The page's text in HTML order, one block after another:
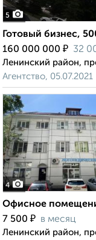
5
Готовый бизнес,
160 000 000 ₽ 32
Ленинский район,
Агентство, 05.07.2021
4
Офисное
7 500 ₽ в месяц
Ленинский район,